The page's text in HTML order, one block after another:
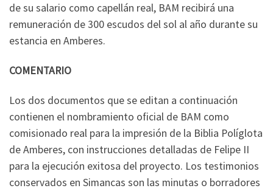
de su salario como capellán real, BAM recibirá una
remuneración de 300 escudos del sol al año durante su
estancia en Amberes.
COMENTARIO
Los dos documentos que se editan a continuación
contienen el nombramiento oficial de BAM como
comisionado real para la impresión de la Biblia Políglota
de Amberes, con instrucciones detalladas de Felipe II
para la ejecución exitosa del proyecto. Los testimonios
conservados en Simancas son las minutas o borradores